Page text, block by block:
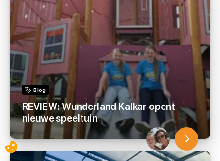
Blog
REVIEW: Wunderland Kalkar opent
nieuwe speeltuin